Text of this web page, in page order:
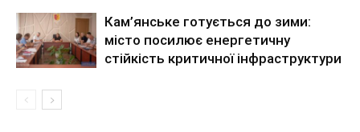
Кам’янське готується до зими:
місто посилює енергетичну
стійкість критичної інфраструктури